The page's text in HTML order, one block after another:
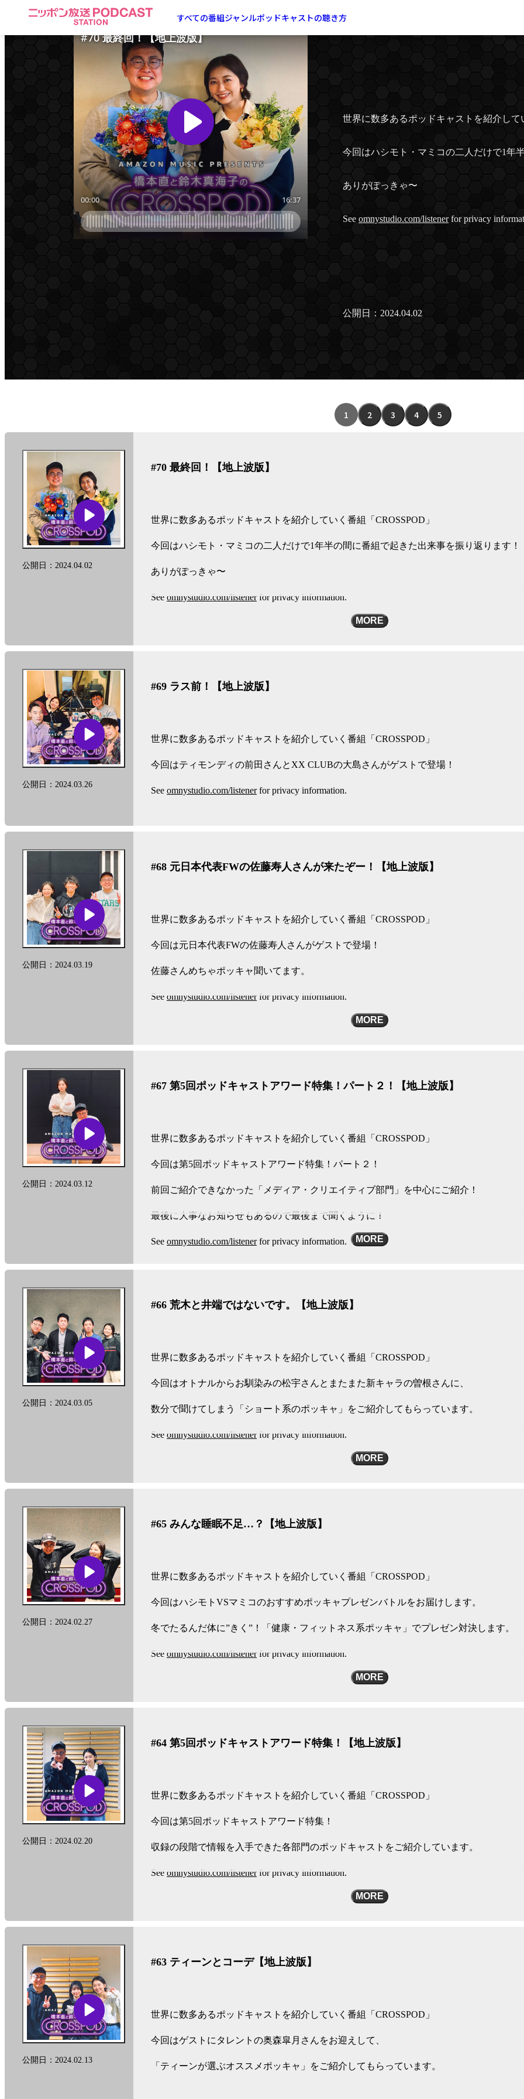
ポ
ン
放
送
PODCAST
STATION
-
ポ
ッ
ド
ャ
ス
ト
ス
テ
ー
すべての番組ジャンルポッドキャストの聴き方#70 最終回！【地上波
世界に数多あるポッドキャストを紹介して
今回はハシモト・マミコの二人だけで1年
ありがぽっきゃ〜
See omnystudio.com/listenerfor privacy
公開日：2024.04.02
ピ
ョ
1 2 3 4 5
公開日：2024.04.02
#70 最終回！【地上波版】
世界に数多あるポッドキャストを紹介していく番組「CROSSPOD」
今回はハシモト・マミコの二人だけで1年半の間に番組で起きた出来事を振り返ります！
ありがぽっきゃ〜
See omnystudio.com/listenerfor privacy information.
MORE
公開日：2024.03.26
#69 ラス前！【地上波版】
世界に数多あるポッドキャストを紹介していく番組「CROSSPOD」
今回はティモンディの前田さんとXX CLUBの大島さんがゲストで登場！
See omnystudio.com/listenerfor privacy information.
公開日：2024.03.19
#68 元日本代表FWの佐藤寿人さんが来たぞー！【地上波版】
世界に数多あるポッドキャストを紹介していく番組「CROSSPOD」
今回は元日本代表FWの佐藤寿人さんがゲストで登場！
佐藤さんめちゃポッキャ聞いてます。
See omnystudio.com/listenerfor privacy information.
MORE
公開日：2024.03.12
#67 第5回ポッドキャストアワード特集！パート２！【地上波版】
世界に数多あるポッドキャストを紹介していく番組「CROSSPOD」
今回は第5回ポッドキャストアワード特集！パート２！
前回ご紹介できなかった「メディア・クリエイティブ部門」を中心にご紹介！
最後に大事なお知らせもあるので最後まで聞くように！
See omnystudio.com/listenerfor privacy information. MORE
公開日：2024.03.05
#66 荒木と井端ではないです。【地上波版】
世界に数多あるポッドキャストを紹介していく番組「CROSSPOD」
今回はオトナルからお馴染みの松宇さんとまたまた新キャラの曽根さんに、
数分で聞けてしまう「ショート系のポッキャ」をご紹介してもらっています。
See omnystudio.com/listenerfor privacy information.
MORE
公開日：2024.02.27
#65 みんな睡眠不足…？【地上波版】
世界に数多あるポッドキャストを紹介していく番組「CROSSPOD」
今回はハシモトVSマミコのおすすめポッキャプレゼンバトルをお届けします。
冬でたるんだ体に”きく”！「健康・フィットネス系ポッキャ」でプレゼン対決します。
See omnystudio.com/listenerfor privacy information.
MORE
公開日：2024.02.20
#64 第5回ポッドキャストアワード特集！【地上波版】
世界に数多あるポッドキャストを紹介していく番組「CROSSPOD」
今回は第5回ポッドキャストアワード特集！
収録の段階で情報を入手できた各部門のポッドキャストをご紹介しています。
See omnystudio.com/listenerfor privacy information.
MORE
公開日：2024.02.13
#63 ティーンとコーデ【地上波版】
世界に数多あるポッドキャストを紹介していく番組「CROSSPOD」
今回はゲストにタレントの奥森皐月さんをお迎えして、
「ティーンが選ぶオススメポッキャ」をご紹介してもらっています。